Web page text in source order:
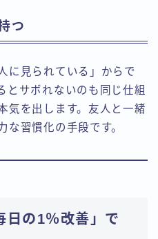
つ
に見られている」からで
とサボれないのも同じ仕組
気を出します。友人と一緒
な習慣化の手段です。
日の1％改善」で